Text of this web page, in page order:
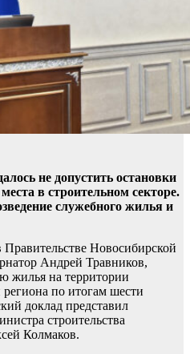
не допустить остановки
в строительном секторе.
служебного жилья и
Новосибирской
Андрей Травников,
жилья на территории
по итогам шести
доклад представил
строительства
Колмаков.